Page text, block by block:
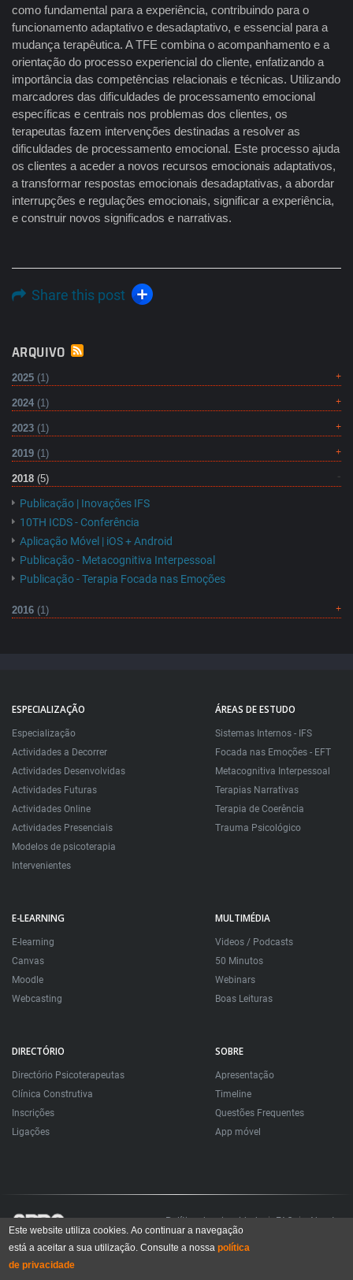
como fundamental para a experiência, contribuindo para o
funcionamento adaptativo e desadaptativo, e essencial para a
mudança terapêutica. A TFE combina o acompanhamento e a
orientação do processo experiencial do cliente, enfatizando a
importância das competências relacionais e técnicas. Utilizando
marcadores das dificuldades de processamento emocional
específicas e centrais nos problemas dos clientes, os
terapeutas fazem intervenções destinadas a resolver as
dificuldades de processamento emocional. Este processo ajuda
os clientes a aceder a novos recursos emocionais adaptativos,
a transformar respostas emocionais desadaptativas, a abordar
interrupções e regulações emocionais, significar a experiência,
e construir novos significados e narrativas.
Share this post
ARQUIVO
2025 (1)
2024 (1)
2023 (1)
2019 (1)
2018 (5)
Publicação | Inovações IFS
10TH ICDS - Conferência
Aplicação Móvel | iOS + Android
Publicação - Metacognitiva Interpessoal
Publicação - Terapia Focada nas Emoções
2016 (1)
ESPECIALIZAÇÃO
Especialização
Actividades a Decorrer
Actividades Desenvolvidas
Actividades Futuras
Actividades Online
Actividades Presenciais
Modelos de psicoterapia
Intervenientes
ÁREAS DE ESTUDO
Sistemas Internos - IFS
Focada nas Emoções - EFT
Metacognitiva Interpessoal
Terapias Narrativas
Terapia de Coerência
Trauma Psicológico
E-LEARNING
E-learning
Canvas
Moodle
Webcasting
MULTIMÉDIA
Videos / Podcasts
50 Minutos
Webinars
Boas Leituras
DIRECTÓRIO
Directório Psicoterapeutas
Clínica Construtiva
Inscrições
Ligações
SOBRE
Apresentação
Timeline
Questões Frequentes
App móvel
Política de privacidade FAQ About
Todos os direitos reservados. Sociedade Portuguesa de Psicoterapias Construtivistas
© 2006 – 2024
Este website utiliza cookies. Ao continuar a navegação
está a aceitar a sua utilização. Consulte a nossapolítica
de privacidade